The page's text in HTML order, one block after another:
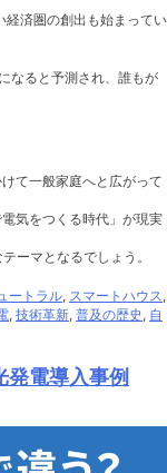
経済圏の創出も始まってい
になると予測され、誰もが
て一般家庭へと広がって
気をつくる時代」が現実
ーマとなるでしょう。
ートラル, スマートハウス ,
, 技術革新, 普及の歴史 , 自
発電導入事例